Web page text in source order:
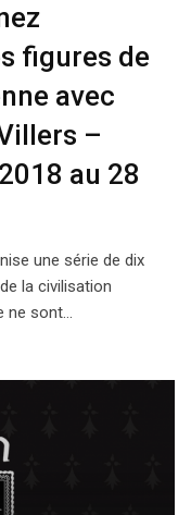
figures de
avec
–
au 28
une série de dix
la civilisation
ne sont…